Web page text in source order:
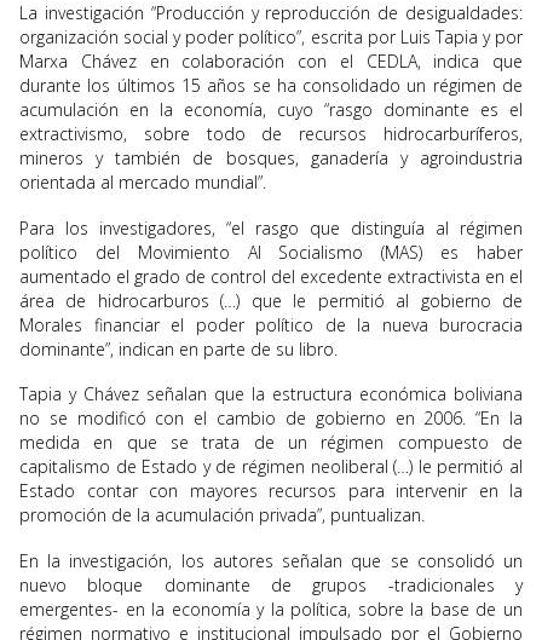
La investigación “Producción y reproducción de desigualdades:
organización social y poder político”, escrita por Luis Tapia y por
Marxa Chávez en colaboración con el CEDLA, indica que
durante los últimos 15 años se ha consolidado un régimen de
acumulación en la economía, cuyo “rasgo dominante es el
extractivismo, sobre todo de recursos hidrocarburíferos,
mineros y también de bosques, ganadería y agroindustria
orientada al mercado mundial”.
Para los investigadores, “el rasgo que distinguía al régimen
político del Movimiento Al Socialismo (MAS) es haber
aumentado el grado de control del excedente extractivista en el
área de hidrocarburos (…) que le permitió al gobierno de
Morales financiar el poder político de la nueva burocracia
dominante”, indican en parte de su libro.
Tapia y Chávez señalan que la estructura económica boliviana
no se modificó con el cambio de gobierno en 2006. “En la
medida en que se trata de un régimen compuesto de
capitalismo de Estado y de régimen neoliberal (…) le permitió al
Estado contar con mayores recursos para intervenir en la
promoción de la acumulación privada”, puntualizan.
En la investigación, los autores señalan que se consolidó un
nuevo bloque dominante de grupos -tradicionales y
emergentes- en la economía y la política, sobre la base de un
régimen normativo e institucional impulsado por el Gobierno